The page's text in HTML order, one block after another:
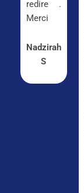
redire .
Merci
Nadzirah
S